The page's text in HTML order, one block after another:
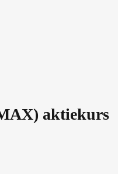
) aktiekurs